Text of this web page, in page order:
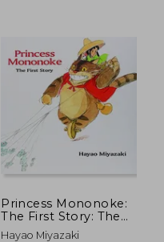
50%
dcto. $
Princess Mononoke:
The First Story: The
First Story: (en Inglés)
Hayao Miyazaki